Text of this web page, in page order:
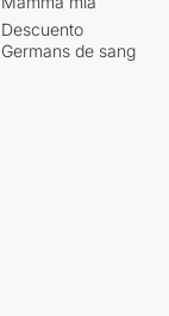
Descuento
Germans de sang